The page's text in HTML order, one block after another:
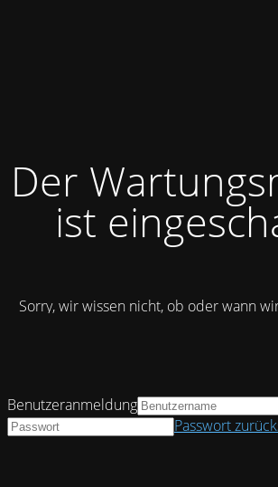
Der
ist
Sorry, wir wissen nicht, ob oder wann
Benutzeranmeldung
Passwort